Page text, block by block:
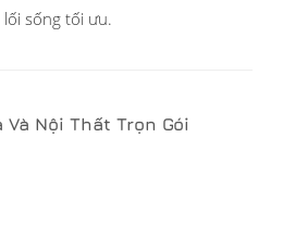
sống tối ưu.
Nội Thất Trọn Gói